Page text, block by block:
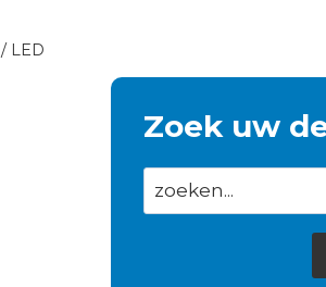
/ LED
Zoek uw